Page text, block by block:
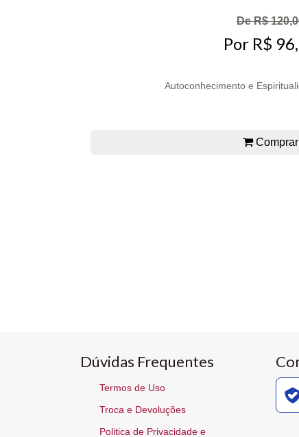
De R$
Por R$
Autoconhecimento e
Comprar
Dúvidas Frequentes
Termos de Uso
Troca e Devoluções
Politica de Privacidade e